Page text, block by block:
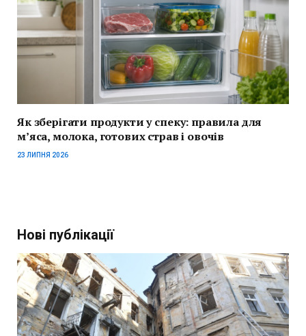
Як зберігати продукти у спеку: правила для
м’яса, молока, готових страв і овочів
23 ЛИПНЯ 2026
Нові публікації